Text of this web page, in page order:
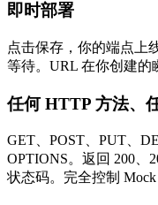
即时部署
点击保存，你的端点上
等待。URL 在你创建的
任何 HTTP 方法、
GET、POST、PUT、
OPTIONS。返回 200、
状态码。完全控制 Mock